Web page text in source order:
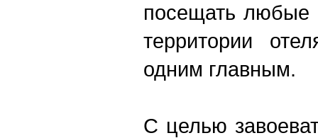
посещать любые
территории
одним главным.
С целью